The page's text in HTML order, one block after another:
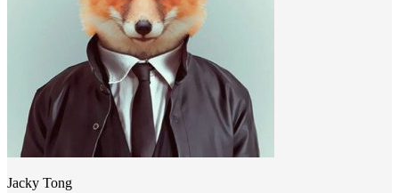
Jacky Tong